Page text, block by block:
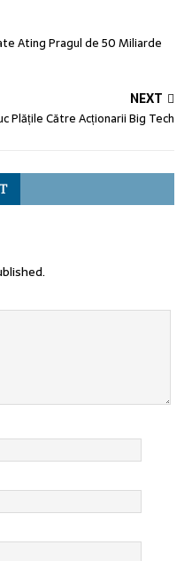
Ating Pragul de 50 Miliarde
NEXT
Plățile Către Acționarii Big Tech